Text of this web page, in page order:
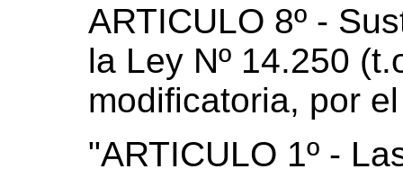
ARTICULO 8º -
la Ley Nº 14.250
modificatoria, por
"ARTICULO 1º -